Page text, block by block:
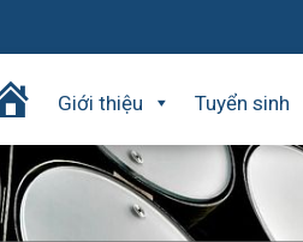
a
n
Giới thiệu Tuyển sinh